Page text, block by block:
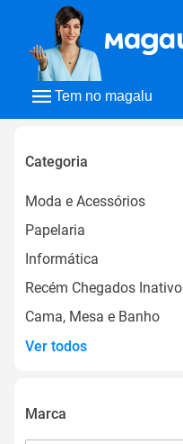
Tem no magalu
Categoria
Moda e Acessórios
Papelaria
Informática
Recém Chegados Inativo
Cama, Mesa e Banho
Ver todos
Marca